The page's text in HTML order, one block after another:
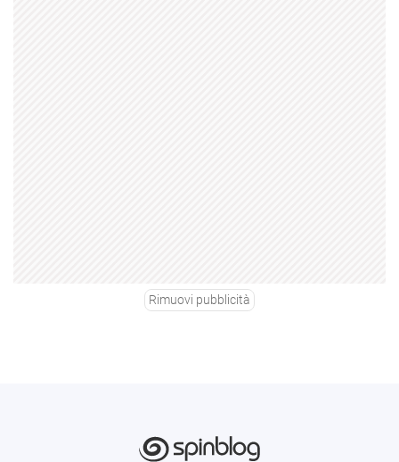
Rimuovi pubblicità